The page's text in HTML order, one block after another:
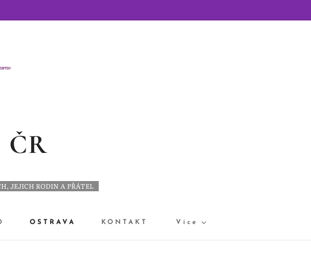
JEJICH RODIN A PŘÁTEL
OSTRAVA KONTAKT Více